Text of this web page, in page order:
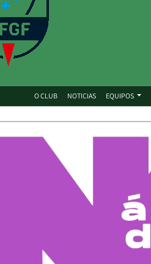
O CLUB NOTICIAS EQUIPOS